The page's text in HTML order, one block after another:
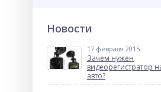
Новости
17 февраля 2015
Зачем нужен
видеорегистратор
авто?